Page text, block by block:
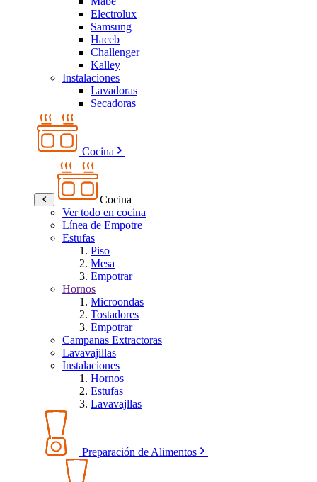
Electrolux
Samsung
Haceb
Challenger
Kalley
Instalaciones
Lavadoras
Secadoras
Cocina
Cocina
Ver todo en cocina
Línea de Empotre
Estufas
Piso
Mesa
Empotrar
Hornos
Microondas
Tostadores
Empotrar
Campanas Extractoras
Lavavajillas
Instalaciones
Hornos
Estufas
Lavavajllas
Preparación de Alimentos